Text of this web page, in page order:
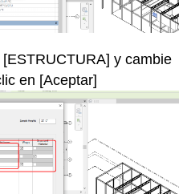
y cambie
en [Aceptar]